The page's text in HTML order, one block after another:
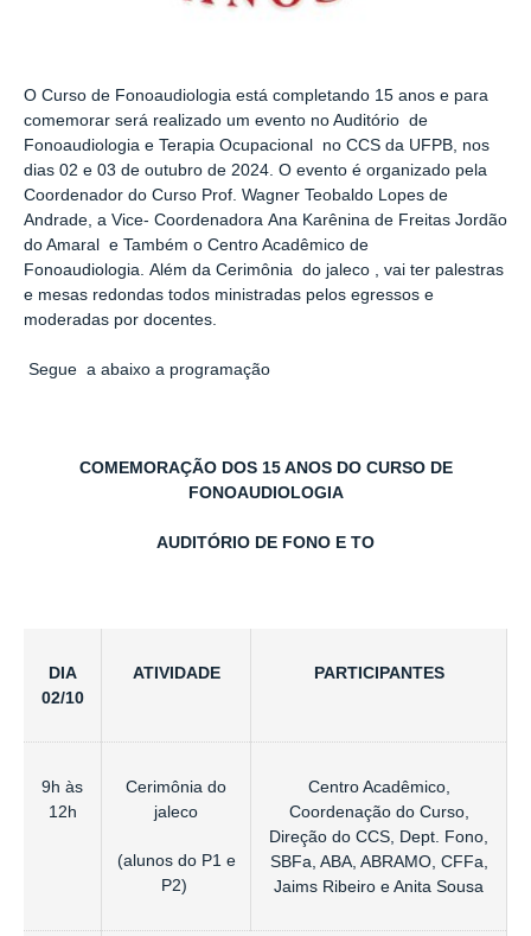
O Curso de Fonoaudiologia está completando 15 anos e para
comemorar será realizado um evento no Auditório de
Fonoaudiologia e Terapia Ocupacional no CCS da UFPB, nos
dias 02 e 03 de outubro de 2024. O evento é organizado pela
Coordenador do Curso Prof. Wagner Teobaldo Lopes de
Andrade, a Vice- Coordenadora Ana Karênina de Freitas Jordão
do Amaral e Também o Centro Acadêmico de
Fonoaudiologia. Além da Cerimônia do jaleco , vai ter palestras
e mesas redondas todos ministradas pelos egressos e
moderadas por docentes.
Segue a abaixo a programação
COMEMORAÇÃO DOS 15 ANOS DO CURSO DE
FONOAUDIOLOGIA
AUDITÓRIO DE FONO E TO
DIA
02/10
ATIVIDADE PARTICIPANTES
9h às
12h
Cerimônia do
jaleco
(alunos do P1 e
P2)
Centro Acadêmico,
Coordenação do Curso,
Direção do CCS, Dept. Fono,
SBFa, ABA, ABRAMO, CFFa,
Jaims Ribeiro e Anita Sousa